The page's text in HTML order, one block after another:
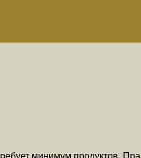
минимум продуктов.